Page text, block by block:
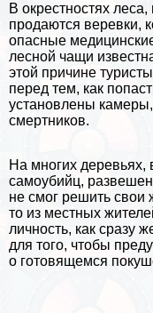
В окрестностях
продаются веревки,
опасные
лесной чащи
этой причине
перед тем, как
установлены
cмepтников.
На многих деревьях,
самоубийц,
не смог решить
то из местных
личность, как сразу
для того, чтобы
о готовящемся